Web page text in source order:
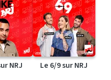
NRJ Le 6/9 sur NRJ